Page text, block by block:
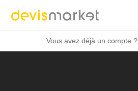
Vous avez déjà un compte ?